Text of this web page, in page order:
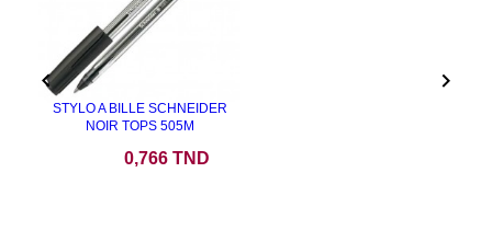
STYLO A BILLE SCHNEIDER
NOIR TOPS 505M
0,766 TND
 